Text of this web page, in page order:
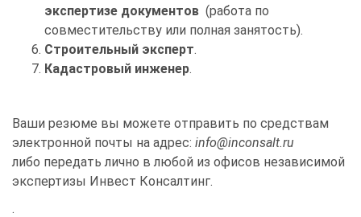
экспертизе документов (работа по
совместительству или полная занятость).
Строительный эксперт.
Кадастровый инженер.
Ваши резюме вы можете отправить по средствам
электронной почты на адрес: info@inconsalt.ru
либо передать лично в любой из офисов независимой
экспертизы Инвест Консалтинг.
.